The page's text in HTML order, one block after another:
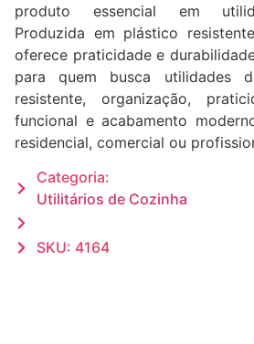
produto essencial em
Produzida em plástico
oferece praticidade e
para quem busca utilidades
resistente, organização,
funcional e acabamento
residencial, comercial ou
Categoria:
Utilitários de Cozinha
SKU: 4164